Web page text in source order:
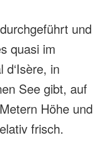
und
quasi im
in
See gibt, auf
Höhe und
frisch.